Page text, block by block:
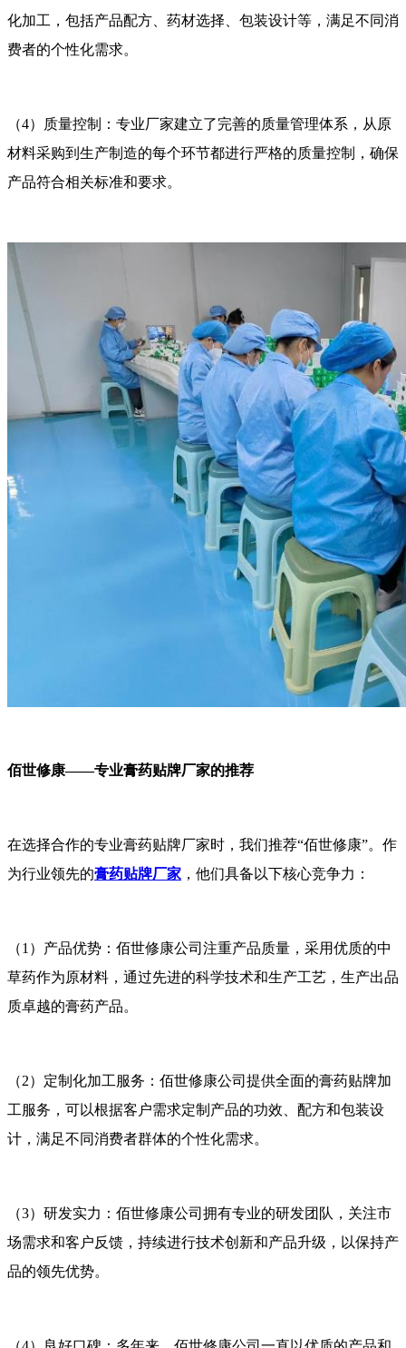
化加工，包括产品配方、药材选择、包装设计等，满足不同消
费者的个性化需求。
（4）质量控制：专业厂家建立了完善的质量管理体系，从原
材料采购到生产制造的每个环节都进行严格的质量控制，确保
产品符合相关标准和要求。
佰世修康——专业膏药贴牌厂家的推荐
在选择合作的专业膏药贴牌厂家时，我们推荐“佰世修康”。作
为行业领先的膏药贴牌厂家 ，他们具备以下核心竞争力：
（1）产品优势：佰世修康公司注重产品质量，采用优质的中
草药作为原材料，通过先进的科学技术和生产工艺，生产出品
质卓越的膏药产品。
（2）定制化加工服务：佰世修康公司提供全面的膏药贴牌加
工服务，可以根据客户需求定制产品的功效、配方和包装设
计，满足不同消费者群体的个性化需求。
（3）研发实力：佰世修康公司拥有专业的研发团队，关注市
场需求和客户反馈，持续进行技术创新和产品升级，以保持产
品的领先优势。